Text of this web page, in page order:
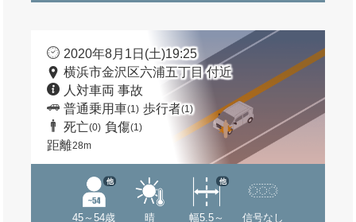
2020年8月1日(土)19:25
横浜市金沢区六浦五丁目 付近
人対車両 事故
普通乗用車(1) 歩行者(1)
死亡(0) 負傷(1)
距離28m
45～54歳
他
晴
幅5.5～
他
信号なし